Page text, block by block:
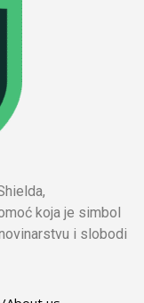
koja je simbol
i slobodi